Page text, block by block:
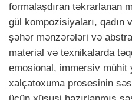
formalaşdıran təkrarlanan
gül kompozisiyaları, qadın
şəhər mənzərələri və
material və texnikalarda
emosional, immersiv mühit
xalçatoxuma prosesinin